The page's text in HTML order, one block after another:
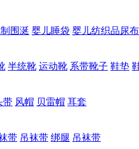
围涎 婴儿睡袋 婴儿纺织品尿布
半统靴 运动靴 系带靴子 鞋垫
带 风帽 贝雷帽 耳套
带 吊袜带 绑腿 吊袜带